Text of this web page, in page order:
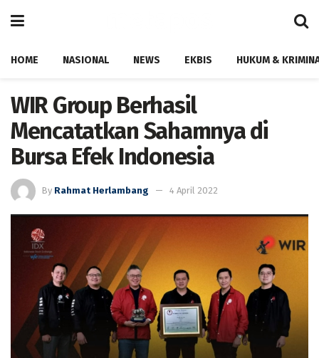
HOME NASIONAL NEWS EKBIS HUKUM &
WIR Group Berhasil
Mencatatkan Sahamnya di
Bursa Efek Indonesia
By Rahmat Herlambang 4 April 2022